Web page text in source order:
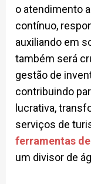
o atendimento
contínuo,
auxiliando em
também será
gestão de
contribuindo
lucrativa,
serviços de
ferramentas
um divisor de